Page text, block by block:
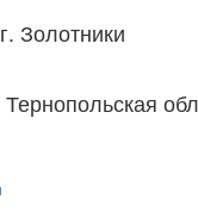
Золотники